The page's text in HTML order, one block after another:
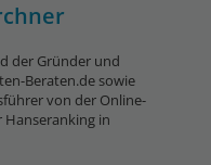
der Gründer und
Beraten.de sowie
von der Online-
in